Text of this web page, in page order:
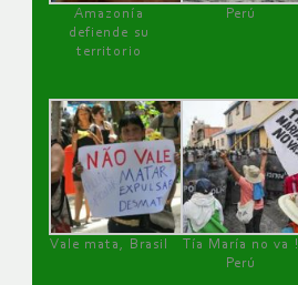
Amazonía
defiende su
territorio
Perú
Vale mata, Brasil
Tía María no va !
Perú